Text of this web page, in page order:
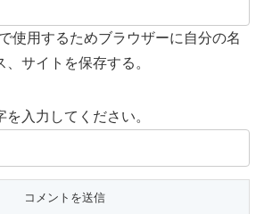
使用するためブラウザーに自分の名
サイトを保存する。
入力してください。